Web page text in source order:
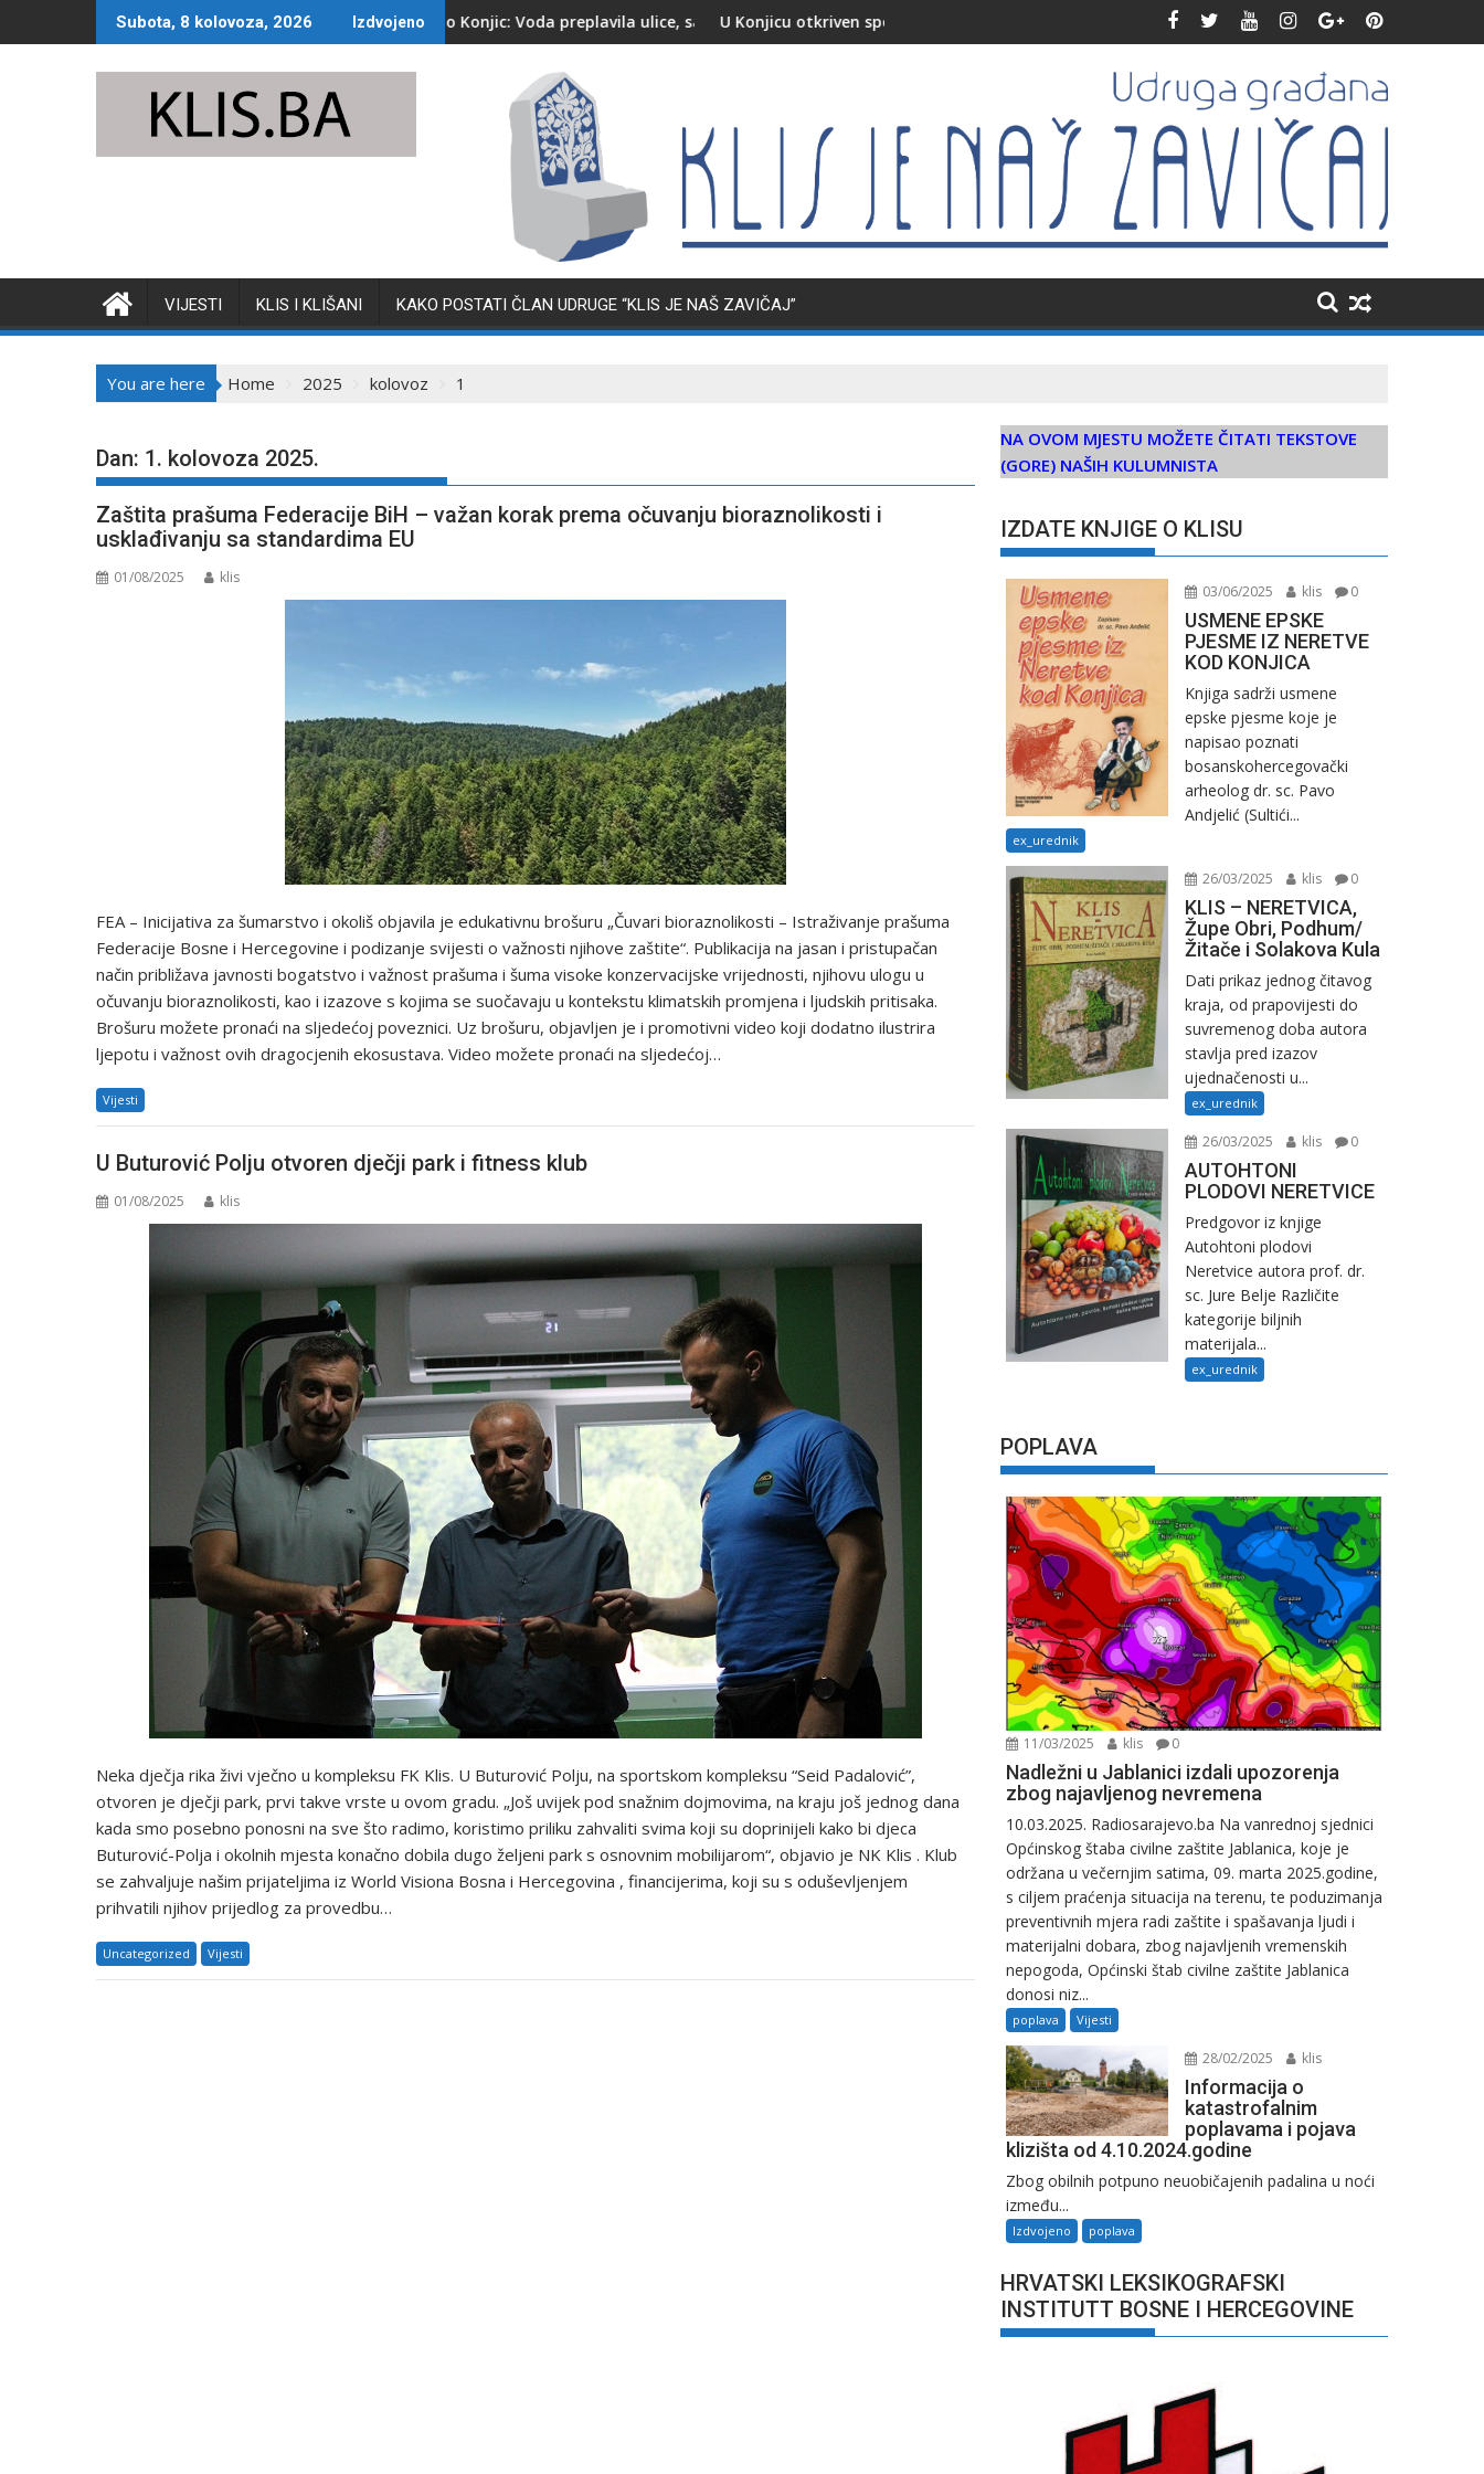
to
Subota, 8 kolovoza, 2026 Izdvojeno
Jako nevrijeme pogodilo Konjic: Voda preplavila ulice, saobraćaj otežanU Konjicu otkriven spomenik poginulim i nestalim pripadnicima HVO-a i HV-aHBOR obišao radove na novoj čitaonici kod Konjica
VIJESTI KLIS I KLIŠANI KAKO POSTATI ČLAN UDRUGE “KLIS JE NAŠ ZAVIČAJ”
You are here Home 2025 kolovoz 1
Dan: 1. kolovoza 2025.
Zaštita prašuma Federacije BiH – važan korak prema očuvanju bioraznolikosti i
usklađivanju sa standardima EU
01/08/2025 klis
FEA – Inicijativa za šumarstvo i okoliš objavila je edukativnu brošuru „Čuvari bioraznolikosti – Istraživanje prašuma
Federacije Bosne i Hercegovine i podizanje svijesti o važnosti njihove zaštite“. Publikacija na jasan i pristupačan
način približava javnosti bogatstvo i važnost prašuma i šuma visoke konzervacijske vrijednosti, njihovu ulogu u
očuvanju bioraznolikosti, kao i izazove s kojima se suočavaju u kontekstu klimatskih promjena i ljudskih pritisaka.
Brošuru možete pronaći na sljedećoj poveznici. Uz brošuru, objavljen je i promotivni video koji dodatno ilustrira
ljepotu i važnost ovih dragocjenih ekosustava. Video možete pronaći na sljedećoj…
Vijesti
U Buturović Polju otvoren dječji park i fitness klub
01/08/2025 klis
Neka dječja rika živi vječno u kompleksu FK Klis. U Buturović Polju, na sportskom kompleksu “Seid Padalović”,
otvoren je dječji park, prvi takve vrste u ovom gradu. „Još uvijek pod snažnim dojmovima, na kraju još jednog dana
kada smo posebno ponosni na sve što radimo, koristimo priliku zahvaliti svima koji su doprinijeli kako bi djeca
Buturović-Polja i okolnih mjesta konačno dobila dugo željeni park s osnovnim mobilijarom“, objavio je NK Klis . Klub
se zahvaljuje našim prijateljima iz World Visiona Bosna i Hercegovina , financijerima, koji su s oduševljenjem
prihvatili njihov prijedlog za provedbu…
Uncategorized Vijesti
NA OVOM MJESTU MOŽETE ČITATI TEKSTOVE
(GORE) NAŠIH KULUMNISTA
IZDATE KNJIGE O KLISU
03/06/2025 klis 0
USMENE EPSKE
PJESME IZ NERETVE
KOD KONJICA
Knjiga sadrži usmene
epske pjesme koje je
napisao poznati
bosanskohercegovački
arheolog dr. sc. Pavo
Andjelić (Sultići...
ex_urednik
26/03/2025 klis 0
KLIS – NERETVICA,
Župe Obri, Podhum/
Žitače i Solakova Kula
Dati prikaz jednog čitavog
kraja, od prapovijesti do
suvremenog doba autora
stavlja pred izazov
ujednačenosti u...
ex_urednik
26/03/2025 klis 0
AUTOHTONI
PLODOVI NERETVICE
Predgovor iz knjige
Autohtoni plodovi
Neretvice autora prof. dr.
sc. Jure Belje Različite
kategorije biljnih
materijala...
ex_urednik
POPLAVA
11/03/2025 klis 0
Nadležni u Jablanici izdali upozorenja
zbog najavljenog nevremena
10.03.2025. Radiosarajevo.ba Na vanrednoj sjednici
Općinskog štaba civilne zaštite Jablanica, koje je
održana u večernjim satima, 09. marta 2025.godine,
s ciljem praćenja situacija na terenu, te poduzimanja
preventivnih mjera radi zaštite i spašavanja ljudi i
materijalni dobara, zbog najavljenih vremenskih
nepogoda, Općinski štab civilne zaštite Jablanica
donosi niz...
poplava Vijesti
28/02/2025 klis
Informacija o
katastrofalnim
poplavama i pojava
klizišta od 4.10.2024.godine
Zbog obilnih potpuno neuobičajenih padalina u noći
između...
Izdvojeno poplava
HRVATSKI LEKSIKOGRAFSKI
INSTITUTT BOSNE I HERCEGOVINE